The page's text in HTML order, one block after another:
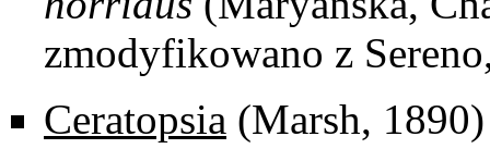
zmodyfikowano z
Ceratopsia (Marsh, 1890)